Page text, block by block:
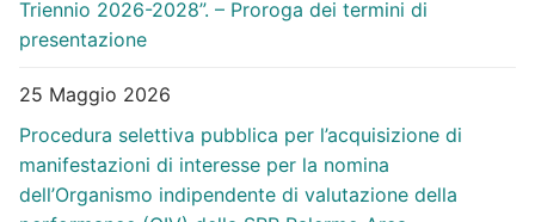
Triennio 2026-2028”. – Proroga dei termini di
presentazione
25 Maggio 2026
Procedura selettiva pubblica per l’acquisizione di
manifestazioni di interesse per la nomina
dell’Organismo indipendente di valutazione della